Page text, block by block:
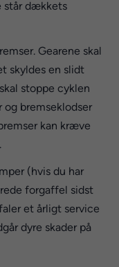
står dækkets
Gearene skal
skyldes en slidt
stoppe cyklen
bremseklodser
kan kræve
(hvis du har
forgaffel sidst
et årligt service
dyre skader på